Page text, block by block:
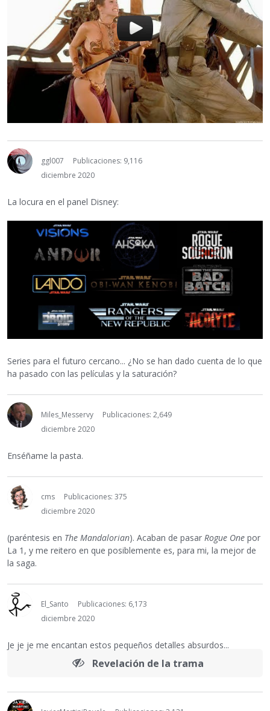
ggl007
Publicaciones: 9,116
diciembre 2020
La locura en el panel Disney:
Series para el futuro cercano... ¿No se han dado cuenta de lo que
ha pasado con las películas y la saturación?
Miles_Messervy
Publicaciones: 2,649
diciembre 2020
Enséñame la pasta.
cms
Publicaciones: 375
diciembre 2020
(paréntesis en The Mandalorian). Acaban de pasar Rogue One por
La 1, y me reitero en que posiblemente es, para mi, la mejor de
la saga.
El_Santo
Publicaciones: 6,173
diciembre 2020
Je je je me encantan estos pequeños detalles absurdos...
Revelación de la trama